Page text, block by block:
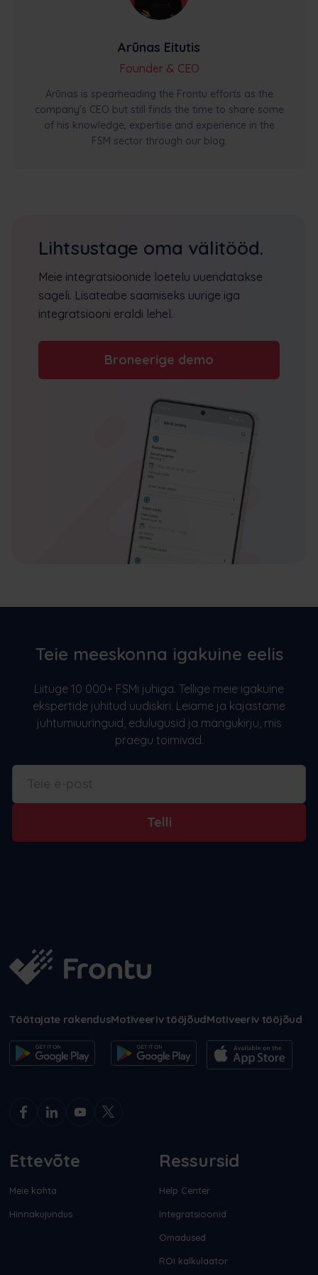
Arūnas Eitutis
Founder & CEO
Arūnas is spearheading the Frontu efforts as the
company’s CEO but still finds the time to share some
of his knowledge, expertise and experience in the
FSM sector through our blog.
Lihtsustage oma välitööd.
Meie integratsioonide loetelu uuendatakse
sageli. Lisateabe saamiseks uurige iga
integratsiooni eraldi lehel.
Broneerige demo
Teie meeskonna igakuine eelis
Liituge 10 000+ FSMi juhiga. Tellige meie igakuine
ekspertide juhitud uudiskiri. Leiame ja kajastame
juhtumiuuringuid, edulugusid ja mängukirju, mis
praegu toimivad.
Telli
Töötajate rakendusMotiveeriv tööjõudMotiveeriv tööjõud
Ettevõte
Meie kohta
Hinnakujundus
Ressursid
Help Center
Integratsioonid
Omadused
ROI kalkulaator